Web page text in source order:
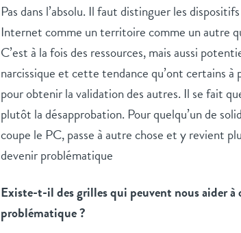
Pas dans l’absolu. Il faut distinguer les
Internet comme un territoire comme un autre
C’est à la fois des ressources, mais aussi
narcissique et cette tendance qu’ont certains à
pour obtenir la validation des autres. Il se fait
plutôt la désapprobation. Pour quelqu’un de
coupe le PC, passe à autre chose et y revient
devenir problématique
Existe-t-il des grilles qui peuvent nous aider
problématique ?